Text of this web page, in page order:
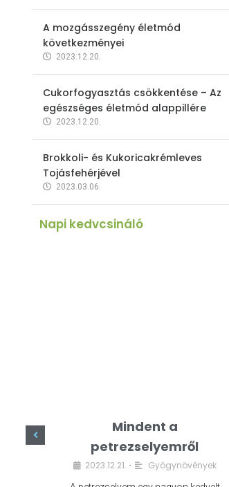
A mozgásszegény életmód
következményei
2023.12.20.
Cukorfogyasztás csökkentése – Az
egészséges életmód alappillére
2023.12.20.
Brokkoli- és Kukoricakrémleves
Tojásfehérjével
2023.03.06.
Napi kedvcsináló
Mindent a
petrezselyemről
2023.12.21. • Gyógynövények